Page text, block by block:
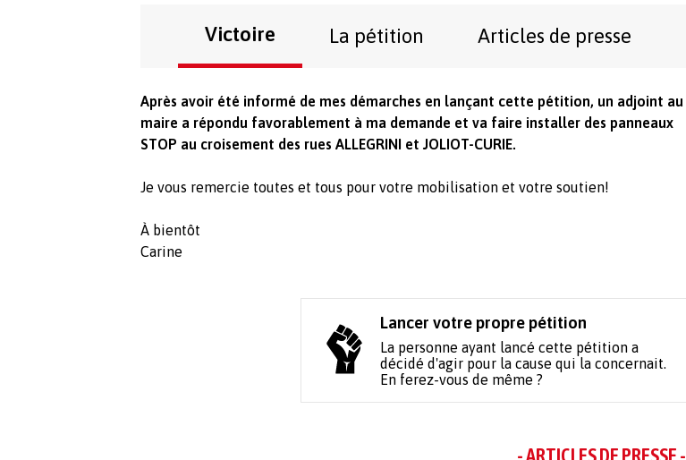
Victoire La pétition Articles de presse
Après avoir été informé de mes démarches en lançant cette pétition, un adjoint au
maire a répondu favorablement à ma demande et va faire installer des panneaux
STOP au croisement des rues ALLEGRINI et JOLIOT-CURIE.
Je vous remercie toutes et tous pour votre mobilisation et votre soutien!
À bientôt
Carine
Lancer votre propre pétition
La personne ayant lancé cette pétition a
décidé d'agir pour la cause qui la concernait.
En ferez-vous de même ?
- ARTICLES DE PRESSE -